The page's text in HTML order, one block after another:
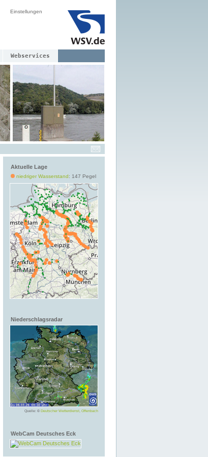
Einstellungen
Webservices
Aktuelle Lage
niedriger Wasserstand: 147 Pegel
Niederschlagsradar
Quelle: © Deutscher Wetterdienst, Offenbach
WebCam Deutsches Eck